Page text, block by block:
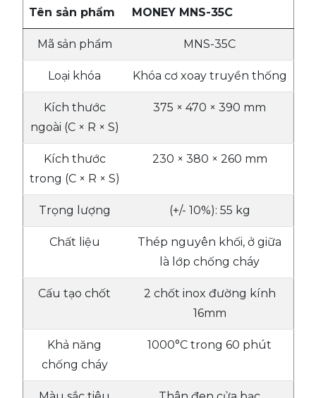
Tên sản phẩm
MONEY MNS-35C
Mã sản phẩm MNS-35C
Loại khóa Khóa cơ xoay truyền thống
Kích thước
ngoài (C × R × S)
375 × 470 × 390 mm
Kích thước
trong (C × R × S)
230 × 380 × 260 mm
Trọng lượng (+/- 10%): 55 kg
Chất liệu
Thép nguyên khối, ở giữa
là lớp chống cháy
Cấu tạo chốt
2 chốt inox đường kính
16mm
Khả năng
chống cháy
1000°C trong 60 phút